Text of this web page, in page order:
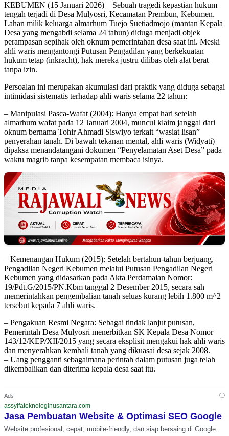
KEBUMEN (15 Januari 2026) – Sebuah tragedi kepastian hukum
tengah terjadi di Desa Mulyosri, Kecamatan Prembun, Kebumen.
Lahan milik keluarga almarhum Tuejo Suetiadmojo (mantan Kepala
Desa yang mengabdi selama 24 tahun) diduga menjadi objek
perampasan sepihak oleh oknum pemerintahan desa saat ini. Meski
ahli waris mengantongi Putusan Pengadilan yang berkekuatan
hukum tetap (inkracht), hak mereka justru dilibas oleh alat berat
tanpa izin.
Persoalan ini merupakan akumulasi dari praktik yang diduga sebagai
intimidasi sistematis terhadap ahli waris selama 22 tahun:
– Manipulasi Pasca-Wafat (2004): Hanya empat hari setelah
almarhum wafat pada 12 Januari 2004, muncul klaim janggal dari
oknum bernama Tohir Ahmadi Siswiyo terkait “wasiat lisan”
penyerahan tanah. Di bawah tekanan mental, ahli waris (Widyati)
dipaksa menandatangani dokumen “Penyelamatan Aset Desa” pada
waktu magrib tanpa kesempatan membaca isinya.
– Kemenangan Hukum (2015): Setelah bertahun-tahun berjuang,
Pengadilan Negeri Kebumen melalui Putusan Pengadilan Negeri
Kebumen yang didasarkan pada Akta Perdamaian Nomor:
19/Pdt.G/2015/PN.Kbm tanggal 2 Desember 2015, secara sah
memerintahkan pengembalian tanah seluas kurang lebih 1.800 m^2
tersebut kepada 7 ahli waris.
– Pengakuan Resmi Negara: Sebagai tindak lanjut putusan,
Pemerintah Desa Mulyosri menerbitkan SK Kepala Desa Nomor
143/12/KEP/XII/2015 yang secara eksplisit mengakui hak ahli waris
dan menyerahkan kembali tanah yang dikuasai desa sejak 2008.
– Uang pengganti sebagaimana perintah dalam putusan juga telah
dikembalikan dan diterima kepala desa saat itu.
Ads ⓘ
assyifateknologinusantara.com
Jasa Pembuatan Website & Optimasi SEO Google
Website profesional, cepat, mobile-friendly, dan siap bersaing di Google.